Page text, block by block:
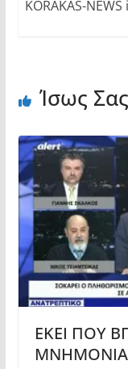
KORAKAS-
Ίσως
ΕΚΕΙ ΠΟΥ
ΜΝΗΜΟΝΙΑ,